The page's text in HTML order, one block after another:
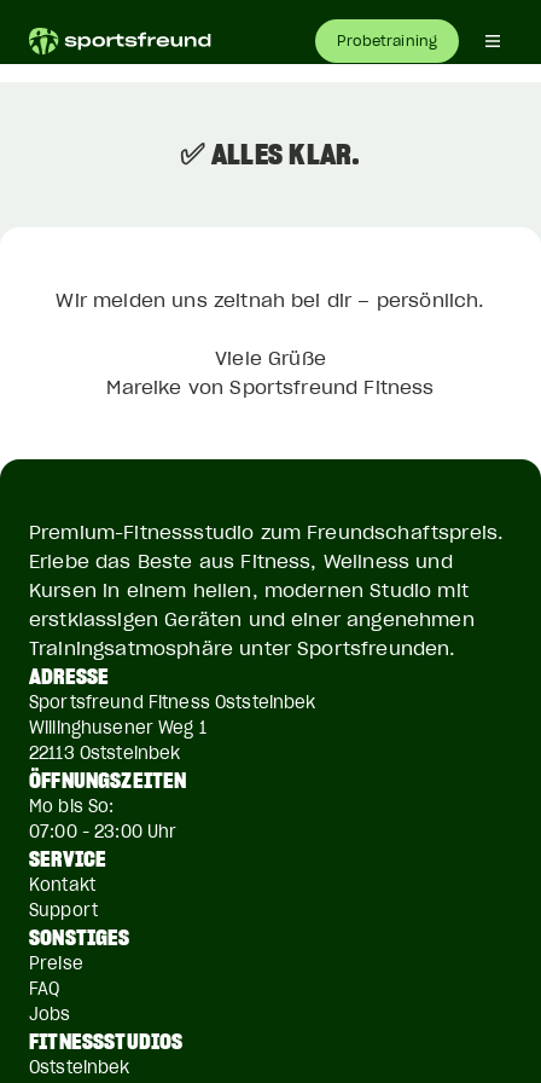
Probetraining
✅ ALLES KLAR.
Wir melden uns zeitnah bei dir – persönlich.
Viele Grüße
Mareike von Sportsfreund Fitness
Premium-Fitnessstudio zum Freundschaftspreis.
Erlebe das Beste aus Fitness, Wellness und
Kursen in einem hellen, modernen Studio mit
erstklassigen Geräten und einer angenehmen
Trainingsatmosphäre unter Sportsfreunden.
ADRESSE
Sportsfreund Fitness Oststeinbek
Willinghusener Weg 1
22113 Oststeinbek
ÖFFNUNGSZEITEN
Mo bis So:
07:00 - 23:00 Uhr
SERVICE
Kontakt
Support
SONSTIGES
Preise
FAQ
Jobs
FITNESSSTUDIOS
Oststeinbek